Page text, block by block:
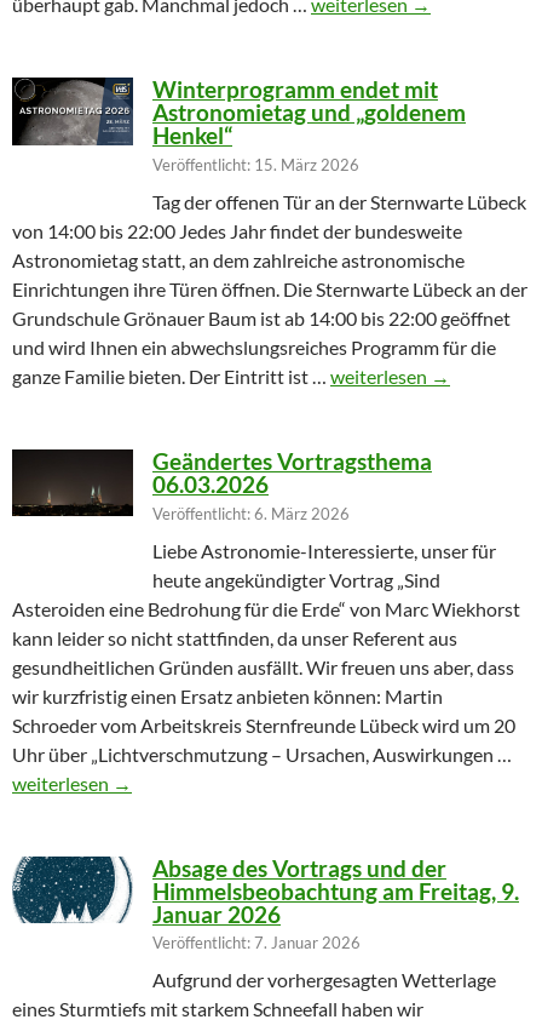
überhaupt gab. Manchmal jedoch … weiterlesen →
Winterprogramm endet mit
Astronomietag und „goldenem
Henkel“
Veröffentlicht: 15. März 2026
Tag der offenen Tür an der Sternwarte Lübeck
von 14:00 bis 22:00 Jedes Jahr findet der bundesweite
Astronomietag statt, an dem zahlreiche astronomische
Einrichtungen ihre Türen öffnen. Die Sternwarte Lübeck an der
Grundschule Grönauer Baum ist ab 14:00 bis 22:00 geöffnet
und wird Ihnen ein abwechslungsreiches Programm für die
ganze Familie bieten. Der Eintritt ist … Winterprogramm endet
weiterlesen →
Geändertes Vortragsthema
06.03.2026
Veröffentlicht: 6. März 2026
Liebe Astronomie-Interessierte, unser für
heute angekündigter Vortrag „Sind
Asteroiden eine Bedrohung für die Erde“ von Marc Wiekhorst
kann leider so nicht stattfinden, da unser Referent aus
gesundheitlichen Gründen ausfällt. Wir freuen uns aber, dass
wir kurzfristig einen Ersatz anbieten können: Martin
Schroeder vom Arbeitskreis Sternfreunde Lübeck wird um 20
Uhr über „Lichtverschmutzung – Ursachen, Auswirkungen …
Geändertes Vortragsthema 06.03.2026
weiterlesen →
Absage des Vortrags und der
Himmelsbeobachtung am Freitag, 9.
Januar 2026
Veröffentlicht: 7. Januar 2026
Aufgrund der vorhergesagten Wetterlage
eines Sturmtiefs mit starkem Schneefall haben wir